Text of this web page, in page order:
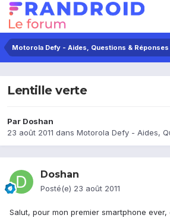
Motorola Defy - Aides, Questions & Réponses
Lentille verte
Par Doshan
23 août 2011 dans Motorola Defy - Aides,
Doshan
Posté(e) 23 août 2011
Salut, pour mon premier smartphone